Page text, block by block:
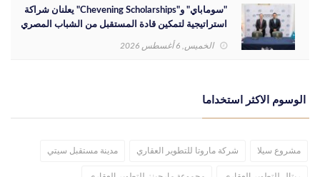
"سوماباي" و"Chevening Scholarships" يعلنان شراكة
استراتيجية لتمكين قادة المستقبل من الشباب المصري
الخميس, 6 أغسطس 2026
الوسوم الاكثر استخداما
مشروع سيلا شركة ماروتا للتطوير العقاري مدينة مستقبل سيتي